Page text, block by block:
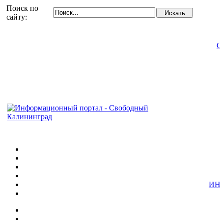
Поиск по
сайту: